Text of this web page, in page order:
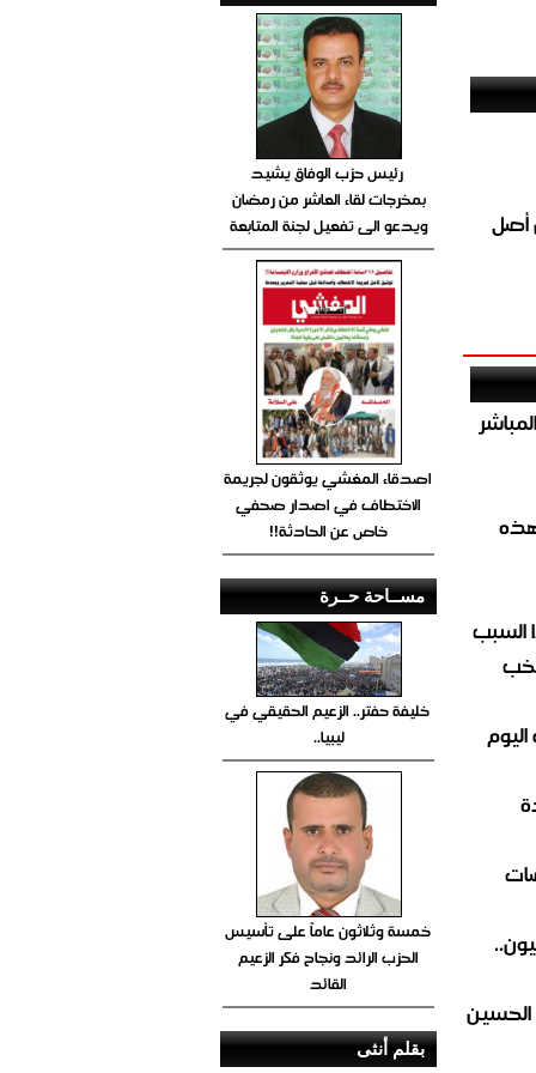
سيكون من أصل
54 لبيع الغاز المباشر
السبب
الحسين
رئيس حزب الوفاق يشيد
بمخرجات لقاء العاشر من رمضان
ويدعو الى تفعيل لجنة المتابعة
اصدقاء المغشي يوثقون لجريمة
الاختطاف في اصدار صحفي
خاص عن الحادثة!!
مســاحة حــرة
خليفة حفتر.. الزعيم الحقيقي في
ليبيا..
خمسة وثلاثون عاماً على تأسيس
الحزب الرائد ونجاح فكر الزعيم
القائد
بقلم أنثى